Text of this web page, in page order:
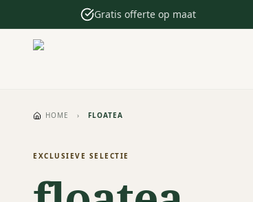
Gratis offerte op maat
HOME › FLOATEA
EXCLUSIEVE SELECTIE